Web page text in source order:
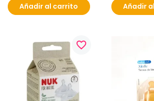
Añadir al carrito Añadir
favorite_border